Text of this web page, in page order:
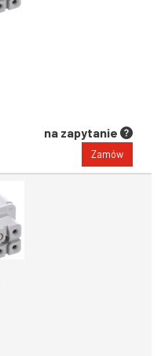
na zapytanie
Zamów